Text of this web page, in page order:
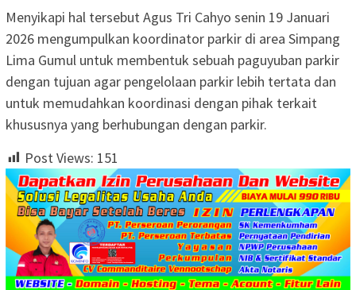
Menyikapi hal tersebut Agus Tri Cahyo senin 19 Januari
2026 mengumpulkan koordinator parkir di area Simpang
Lima Gumul untuk membentuk sebuah paguyuban parkir
dengan tujuan agar pengelolaan parkir lebih tertata dan
untuk memudahkan koordinasi dengan pihak terkait
khususnya yang berhubungan dengan parkir.
Post Views: 151